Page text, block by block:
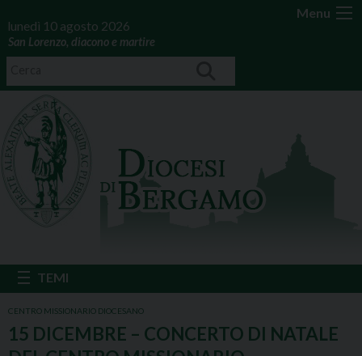
Menu
lunedì 10 agosto 2026
San Lorenzo, diacono e martire
CENTRO MISSIONARIO DIOCESANO
15 DICEMBRE – CONCERTO DI NATALE